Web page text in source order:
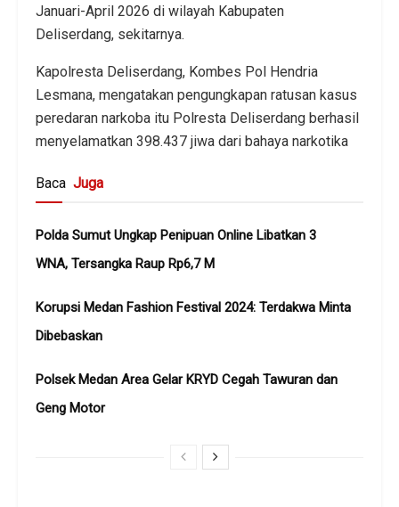
Januari-April 2026 di wilayah Kabupaten
Deliserdang, sekitarnya.
Kapolresta Deliserdang, Kombes Pol Hendria
Lesmana, mengatakan pengungkapan ratusan kasus
peredaran narkoba itu Polresta Deliserdang berhasil
menyelamatkan 398.437 jiwa dari bahaya narkotika
Baca Juga
Polda Sumut Ungkap Penipuan Online Libatkan 3
WNA, Tersangka Raup Rp6,7 M
Korupsi Medan Fashion Festival 2024: Terdakwa Minta
Dibebaskan
Polsek Medan Area Gelar KRYD Cegah Tawuran dan
Geng Motor